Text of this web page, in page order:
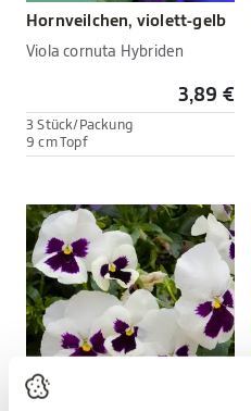
Hornveilchen, violett-gelb
Viola cornuta Hybriden
3,89 €
3 Stück/Packung
9 cm Topf
Mengen-
rabatt